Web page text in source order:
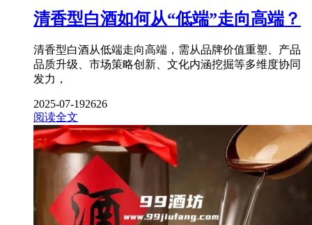
清香型白酒如何从“低端”走向高端？
清香型白酒从低端走向高端，需从品牌价值重塑、产品
品质升级、市场策略创新、文化内涵挖掘等多维度协同
发力，
2025-07-192626
阅读全文